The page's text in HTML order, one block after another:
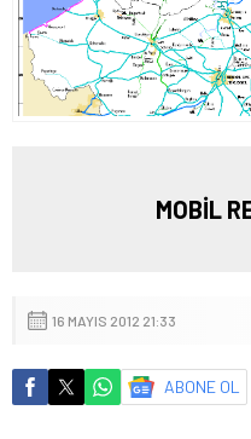
MOBİL
16 MAYIS 2012 21:33
ABONE OL